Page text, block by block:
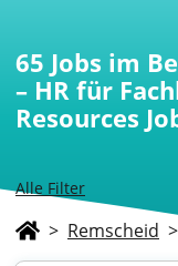
Alle Filter
65 Jobs im
– HR für
Resources
> Remscheid >